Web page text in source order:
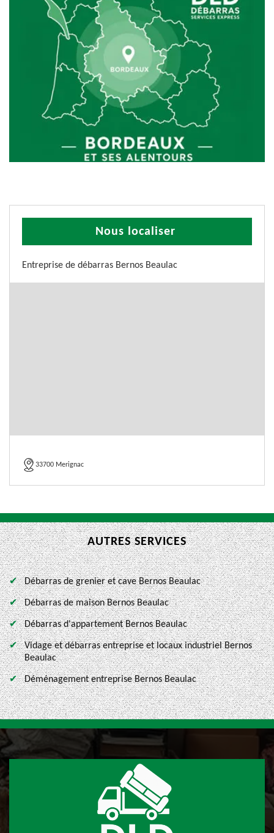
Nous localiser
Entreprise de débarras Bernos Beaulac
33700 Merignac
AUTRES SERVICES
Débarras de grenier et cave Bernos Beaulac
Débarras de maison Bernos Beaulac
Débarras d'appartement Bernos Beaulac
Vidage et débarras entreprise et locaux industriel Bernos
Beaulac
Déménagement entreprise Bernos Beaulac